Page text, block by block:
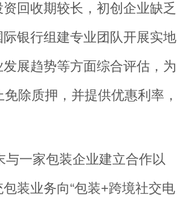
回收期较长，初创企业缺乏
银行组建专业团队开展实地
展趋势等方面综合评估，为
除质押，并提供优惠利率，
一家包装企业建立合作以
装业务向“包装+跨境社交电